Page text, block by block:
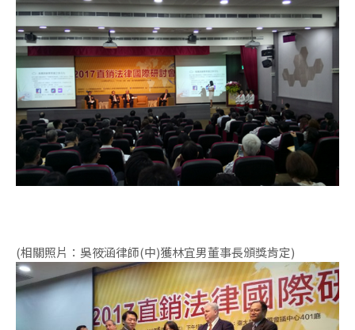
(相關照片：吳筱涵律師(中)獲林宜男董事長頒獎肯定)